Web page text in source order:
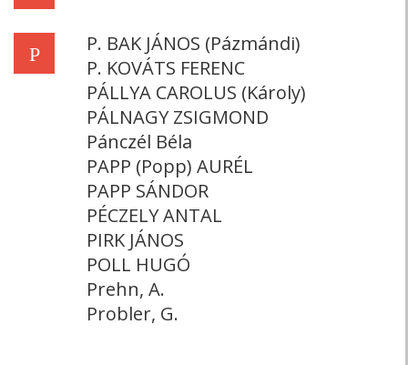
P
P. BAK JÁNOS (Pázmándi)
P. KOVÁTS FERENC
PÁLLYA CAROLUS (Károly)
PÁLNAGY ZSIGMOND
Pánczél Béla
PAPP (Popp) AURÉL
PAPP SÁNDOR
PÉCZELY ANTAL
PIRK JÁNOS
POLL HUGÓ
Prehn, A.
Probler, G.